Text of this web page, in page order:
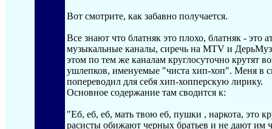
Вот смотрите, как забавно получается.
Все знают что блатняк это плохо, блатняк - это
музыкальные каналы, сиречь на MTV и
этом по тем же каналам круглосуточно крутят
ушлепков, именуемые "чиста хип-хоп". Меня в
попереводил для себя хип-хопперскую лирику.
Основное содержание там сводится к:
"Еб, еб, еб, мать твою еб, пушки , наркота, это
расисты обижают черных братьев и не дают им